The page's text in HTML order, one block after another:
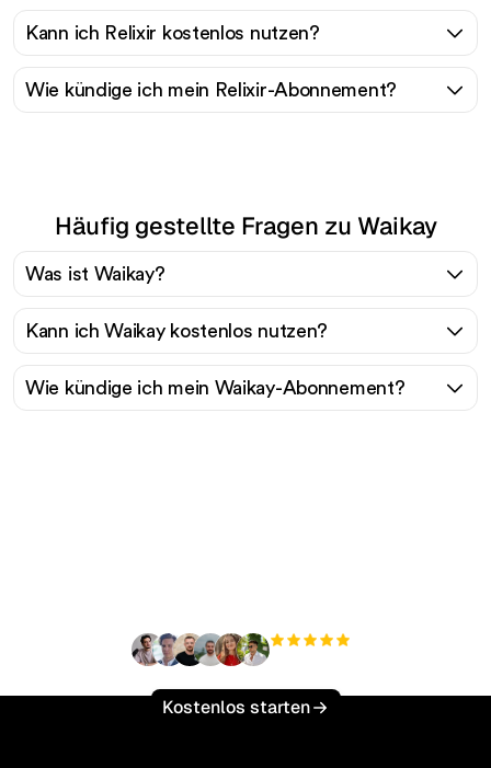
Kann ich Relixir kostenlos nutzen?
Wie kündige ich mein Relixir-Abonnement?
Häufig gestellte Fragen zu Waikay
Was ist Waikay?
Kann ich Waikay kostenlos nutzen?
Wie kündige ich mein Waikay-Abonnement?
Kostenlos starten